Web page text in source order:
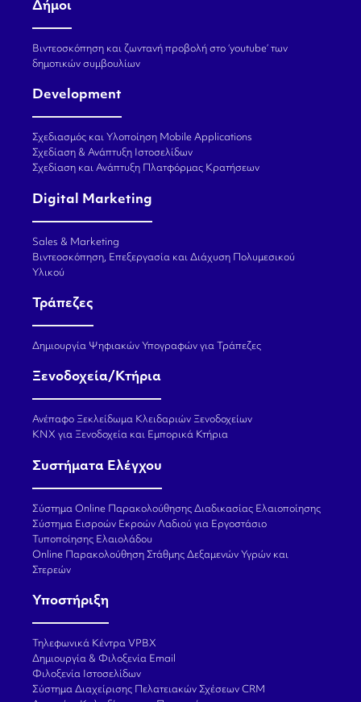
Δήμοι
Βιντεοσκόπηση και ζωντανή προβολή στο ‘youtube’ των
δημοτικών συμβουλίων
Development
Σχεδιασμός και Υλοποίηση Mobile Applications
Σχεδίαση & Ανάπτυξη Ιστοσελίδων
Σχεδίαση και Ανάπτυξη Πλατφόρμας Κρατήσεων
Digital Marketing
Sales & Marketing
Βιντεοσκόπηση, Επεξεργασία και Διάχυση Πολυμεσικού
Υλικού
Τράπεζες
Δημιουργία Ψηφιακών Υπογραφών για Τράπεζες
Ξενοδοχεία/Κτήρια
Ανέπαφο Ξεκλείδωμα Κλειδαριών Ξενοδοχείων
KNX για Ξενοδοχεία και Εμπορικά Κτήρια
Συστήματα Ελέγχου
Σύστημα Online Παρακολούθησης Διαδικασίας Ελαιοποίησης
Σύστημα Εισροών Εκροών Λαδιού για Εργοστάσιο
Τυποποίησης Ελαιολάδου
Online Παρακολούθηση Στάθμης Δεξαμενών Υγρών και
Στερεών
Υποστήριξη
Τηλεφωνικά Κέντρα VPBX
Δημιουργία & Φιλοξενία Email
Φιλοξενία Ιστοσελίδων
Σύστημα Διαχείρισης Πελατειακών Σχέσεων CRM